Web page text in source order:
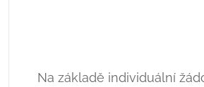
Na základě individuální